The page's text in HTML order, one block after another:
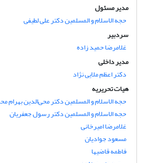
مدیر مسئول
حجه الاسلام و المسلمین دکتر علی لطیفی
سردبیر
غلامرضا حمید زاده
مدیر داخلی
دکتر اعظم ملایی نژاد
هیات تحریریه
حجه الاسلام و المسلمین دکتر محی‌الدین بهرام
حجه الاسلام و المسلمین دکتر رسول جعفریان
غلامرضا امیرخانی
مسعود جوادیان
فاطمه قاضیها